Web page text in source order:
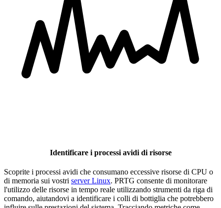
Identificare i processi avidi di risorse
Scoprite i processi avidi che consumano eccessive risorse di CPU o
di memoria sui vostri server Linux. PRTG consente di monitorare
l'utilizzo delle risorse in tempo reale utilizzando strumenti da riga di
comando, aiutandovi a identificare i colli di bottiglia che potrebbero